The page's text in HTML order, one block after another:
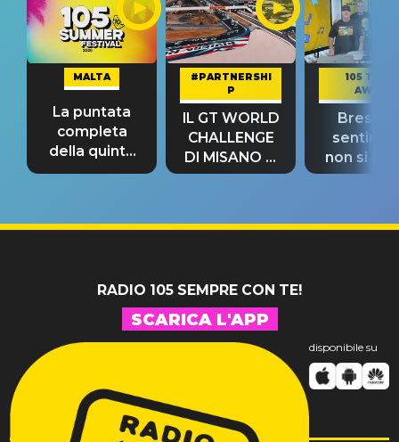
MALTA
La puntata
completa
della quinta
tappa
#PARTNERSHI
P
IL GT WORLD
CHALLENGE
DI MISANO si
riconferma
105 TAKE
AWAY
Bresh:
non si
fino alla
RADIO 105 SEMPRE CON TE!
SCARICA L'APP
disponibile su